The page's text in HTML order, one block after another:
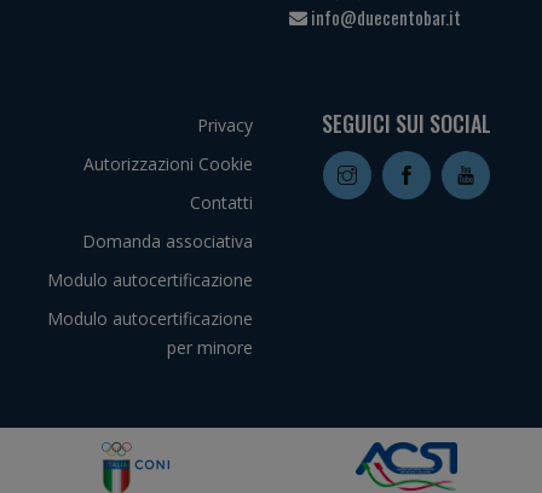
info@duecentobar.it
Privacy
Autorizzazioni Cookie
Contatti
Domanda associativa
Modulo autocertificazione
Modulo autocertificazione
per minore
SEGUICI SUI SOCIAL